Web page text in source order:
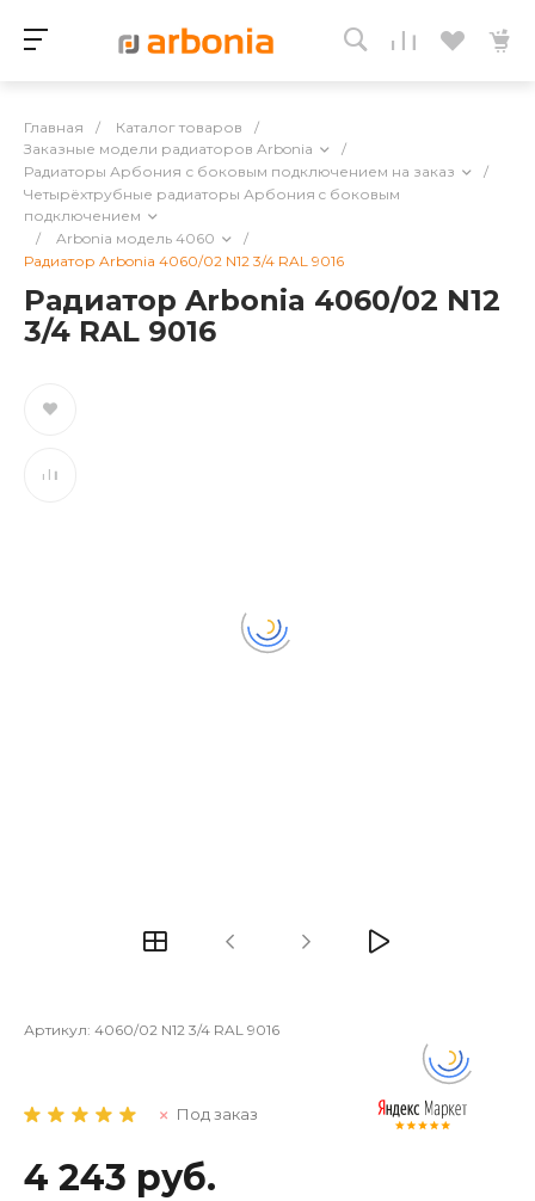
Главная / Каталог товаров
/
Заказные модели радиаторов Arbonia
/
Радиаторы Арбония с боковым подключением на заказ
/
Четырёхтрубные радиаторы Арбония c боковым
подключением
/
Arbonia модель 4060
/
Радиатор Arbonia 4060/02 N12 3/4 RAL 9016
Радиатор Arbonia 4060/02 N12
3/4 RAL 9016
Артикул: 4060/02 N12 3/4 RAL 9016
Под заказ
4 243 руб.